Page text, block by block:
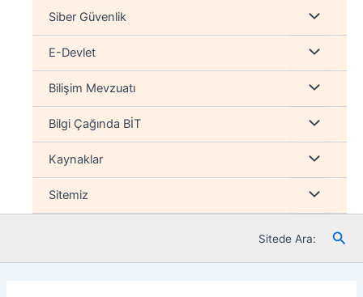
Siber Güvenlik Menu
düğmesi
E-Devlet Menu
düğmesi
Bilişim Mevzuatı Menu
düğmesi
Bilgi Çağında BİT Menu
düğmesi
Kaynaklar Menu
düğmesi
Sitemiz Menu
düğmesi
Sitede Ara: